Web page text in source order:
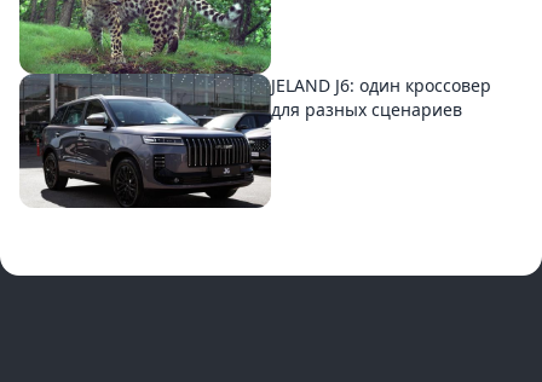
JELAND J6: один кроссовер
для разных сценариев